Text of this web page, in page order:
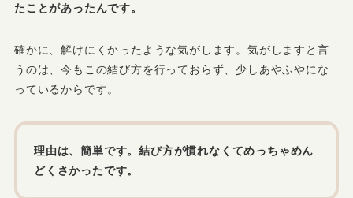
たことがあったんです。
確かに、解けにくかったような気がします。気がしますと言
うのは、今もこの結び方を行っておらず、少しあやふやにな
っているからです。
理由は、簡単です。結び方が慣れなくてめっちゃめん
どくさかったです。